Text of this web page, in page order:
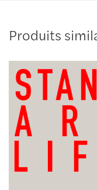
Produits